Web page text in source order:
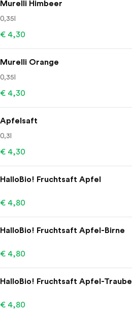
Murelli Himbeer
0,35l
€ 4,30
Murelli Orange
0,35l
€ 4,30
Apfelsaft
0,3l
€ 4,30
HalloBio! Fruchtsaft Apfel
€ 4,80
HalloBio! Fruchtsaft Apfel-Birne
€ 4,80
HalloBio! Fruchtsaft Apfel-Traube
€ 4,80